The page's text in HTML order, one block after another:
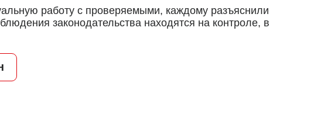
работу с проверяемыми, каждому разъяснили
законодательства находятся на контроле, в